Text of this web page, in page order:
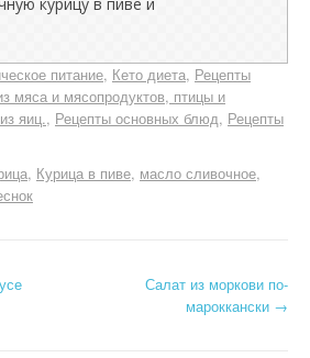
питание Кето диета Рецепты
мяса и мясопродуктов, птицы и
яиц. Рецепты основных блюд Рецепты
Курица в пиве масло сливочное
Салат из моркови по-
мароккански →